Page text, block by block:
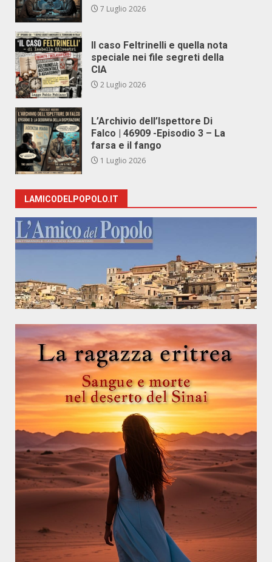
7 Luglio 2026
Il caso Feltrinelli e quella nota
speciale nei file segreti della
CIA
2 Luglio 2026
L’Archivio dell’Ispettore Di
Falco | 46909 -Episodio 3 – La
farsa e il fango
1 Luglio 2026
LAMICODELPOPOLO.IT